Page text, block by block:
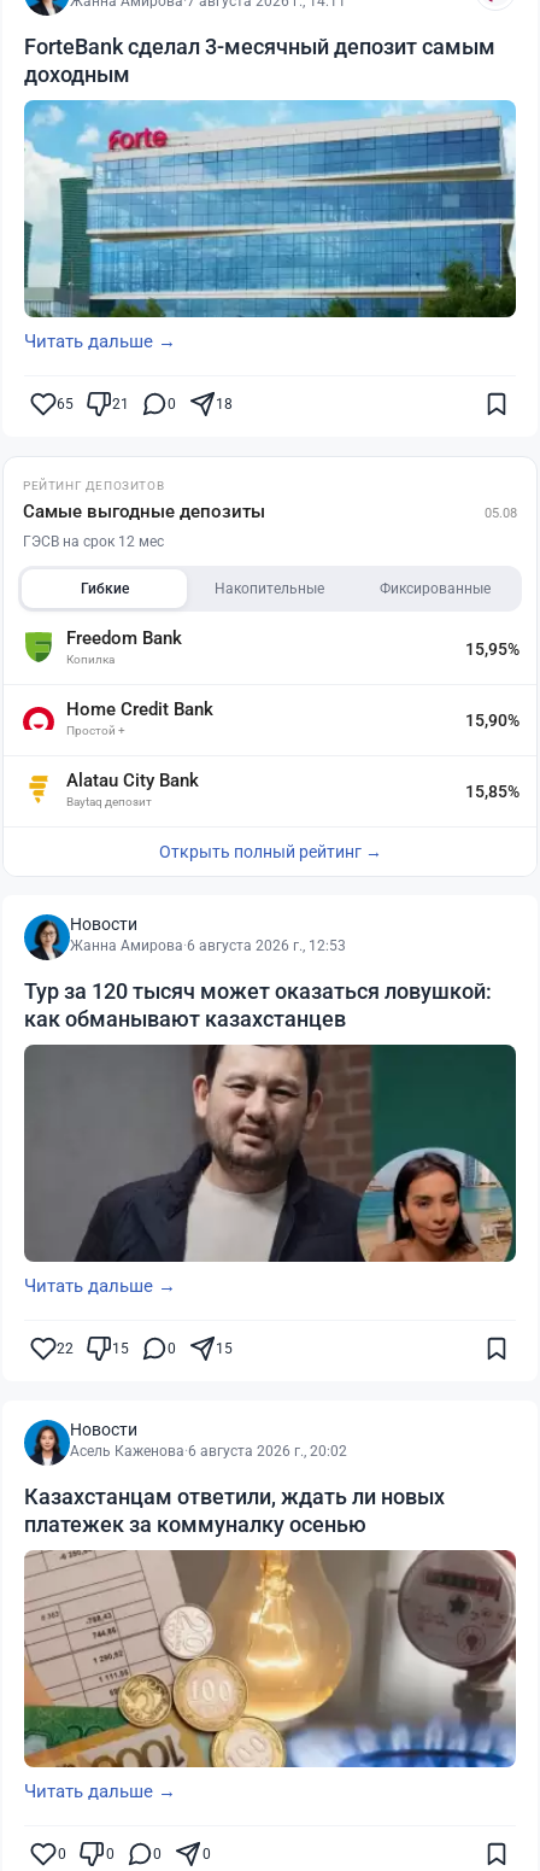
ForteBank сделал 3-месячный депозит самым
доходным
Читать дальше →
65 21 0 18
РЕЙТИНГ ДЕПОЗИТОВ
Самые выгодные депозиты 05.08
ГЭСВ на срок 12 мес
Гибкие Накопительные Фиксированные
Freedom Bank
Копилка
15,95%
Home Credit Bank
Простой +
15,90%
Alatau City Bank
Baytaq депозит
15,85%
Открыть полный рейтинг →
Новости
Жанна Амирова·6 августа 2026 г., 12:53
Тур за 120 тысяч может оказаться ловушкой:
как обманывают казахстанцев
Читать дальше →
22 15 0 15
Новости
Асель Каженова·6 августа 2026 г., 20:02
Казахстанцам ответили, ждать ли новых
платежек за коммуналку осенью
Читать дальше →
0 0 0 0